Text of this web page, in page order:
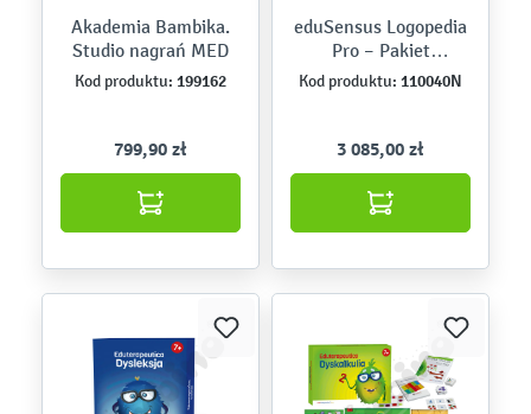
Akademia Bambika.
Studio nagrań MED
Kod produktu: 199162
799,90 zł
eduSensus Logopedia
Pro – Pakiet
Podstawowy
Kod produktu: 110040N
3 085,00 zł